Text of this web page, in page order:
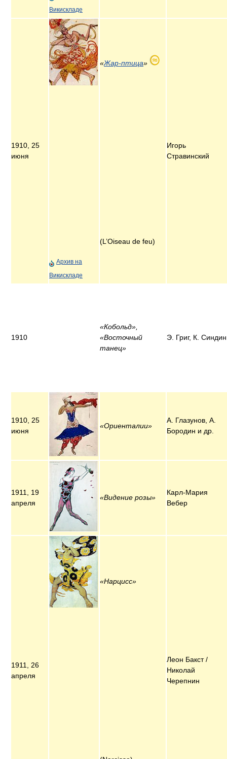
Викискладе
1910, 25
июня
Архив на
Викискладе
«Жар-птица»
(L’Oiseau de feu)
Игорь
Стравинский
1910
«Кобольд»,
«Восточный
танец»
Э. Григ, К.
1910, 25
июня
«Ориенталии»
А. Глазунов, А.
Бородин и др.
1911, 19
апреля
«Видение розы»
Карл-Мария
Вебер
1911, 26
апреля
«Нарцисс»
Леон Бакст /
Николай
Черепнин